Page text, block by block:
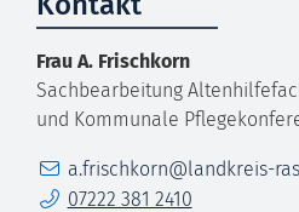
Frau A. Frischkorn
Sachbearbeitung
und Kommunale
E-Maila.frischkorn@landkreis-
Telefon07222 381 2410